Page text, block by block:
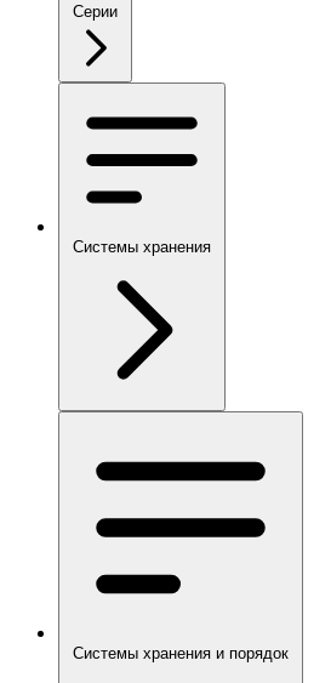
Серии
Системы хранения
Системы хранения и порядок